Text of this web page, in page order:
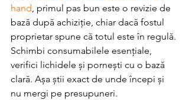
hand, primul pas bun este o revizie de
bază după achiziție, chiar dacă fostul
proprietar spune că totul este în regulă.
Schimbi consumabilele esențiale,
verifici lichidele și pornești cu o bază
clară. Așa știi exact de unde începi și
nu mergi pe presupuneri.